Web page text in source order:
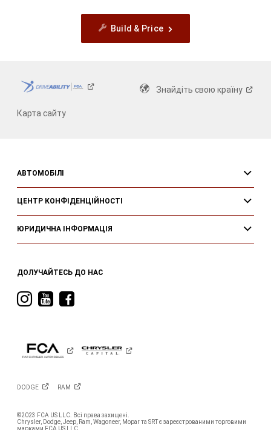
Build & Price
Знайдіть своюкраїну
Карта сайту
АВТОМОБІЛІ
ЦЕНТР КОНФІДЕНЦІЙНОСТІ
ЮРИДИЧНА ІНФОРМАЦІЯ
ДОЛУЧАЙТЕСЬ ДО НАС
Visit
Instagram
Visit
YouTube
Visit
Facebook
DODGE RAM
©2023 FCA US LLC. Всі права захищені.
Chrysler, Dodge, Jeep, Ram, Wagoneer, Mopar та SRT є зареєстрованими торговими
марками FCA US LLC.